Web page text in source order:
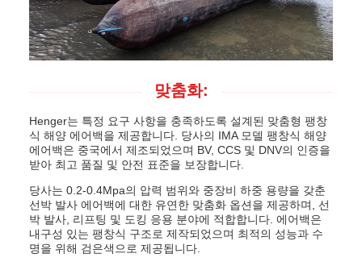
맞춤화:
Henger는 특정 요구 사항을 충족하도록 설계된 맞춤형 팽창
식 해양 에어백을 제공합니다. 당사의 IMA 모델 팽창식 해양
에어백은 중국에서 제조되었으며 BV, CCS 및 DNV의 인증을
받아 최고 품질 및 안전 표준을 보장합니다.
당사는 0.2-0.4Mpa의 압력 범위와 중장비 하중 용량을 갖춘
선박 발사 에어백에 대한 유연한 맞춤화 옵션을 제공하며, 선
박 발사, 리프팅 및 도킹 응용 분야에 적합합니다. 에어백은
내구성 있는 팽창식 구조로 제작되었으며 최적의 성능과 수
명을 위해 검은색으로 제공됩니다.